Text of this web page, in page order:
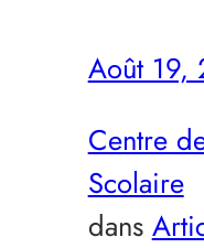
Août 19,
Centre
Scolaire
dans